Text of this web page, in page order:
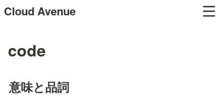
Cloud Avenue
code
意味と品詞